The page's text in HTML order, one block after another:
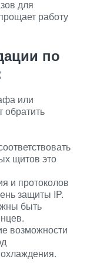
для
работу
по
или
обратить
щитов это
и протоколов
защиты IP.
быть
возможности